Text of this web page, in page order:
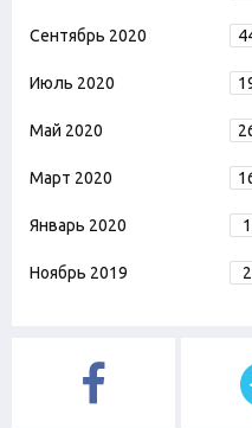
Сентябрь 2020
Июль 2020
Май 2020
Март 2020
Январь 2020 1
Ноябрь 2019 2